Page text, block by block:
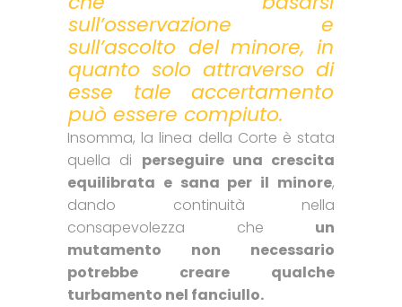
sull’osservazione e
sull’ascolto del minore, in
quanto solo attraverso di
esse tale accertamento
può essere compiuto.
Insomma, la linea della Corte è stata
quella di perseguire una crescita
equilibrata e sana per il minore,
dando continuità nella
consapevolezza che un
mutamento non necessario
potrebbe creare qualche
turbamento nel fanciullo.